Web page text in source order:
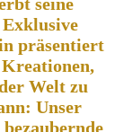
präsentiert
Welt zu
Unser